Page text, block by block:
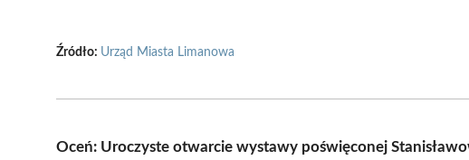
Źródło: Urząd Miasta Limanowa
Oceń: Uroczyste otwarcie wystawy poświęconej